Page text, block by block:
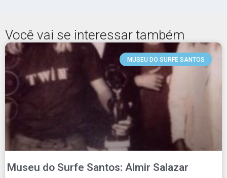
Você vai se interessar também
MUSEU DO SURFE SANTOS
Museu do Surfe Santos: Almir Salazar